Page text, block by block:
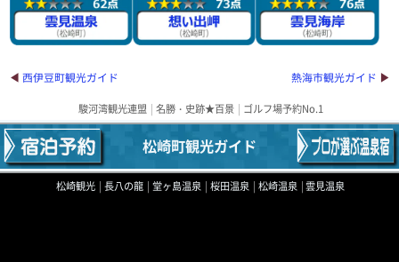
西伊豆町観光ガイド 熱海市観光ガイド
駿河湾観光連盟 名勝・史跡★百景 ゴルフ場予約No.1
松崎町観光ガイド
松崎観光 長八の龍 堂ヶ島温泉 桜田温泉 松崎温泉 雲見温泉